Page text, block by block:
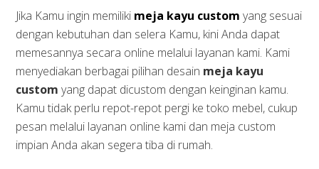
Jika Kamu ingin memiliki meja kayu custom yang sesuai
dengan kebutuhan dan selera Kamu, kini Anda dapat
memesannya secara online melalui layanan kami. Kami
menyediakan berbagai pilihan desain meja kayu
custom yang dapat dicustom dengan keinginan kamu.
Kamu tidak perlu repot-repot pergi ke toko mebel, cukup
pesan melalui layanan online kami dan meja custom
impian Anda akan segera tiba di rumah.